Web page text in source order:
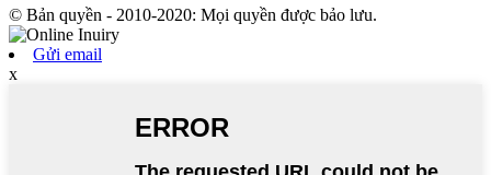
© Bản quyền - 2010-2020: Mọi quyền được bảo lưu.
Gửi email
x